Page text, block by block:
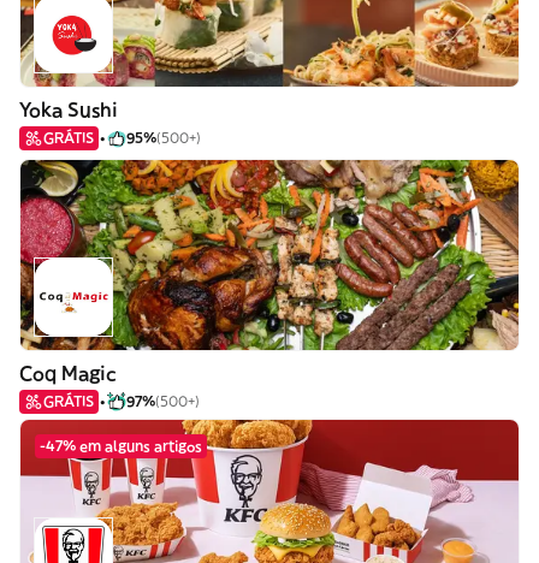
Yoka Sushi
GRÁTIS 95%(500+)
Coq Magic
GRÁTIS 97%(500+)
-47% em alguns artigos